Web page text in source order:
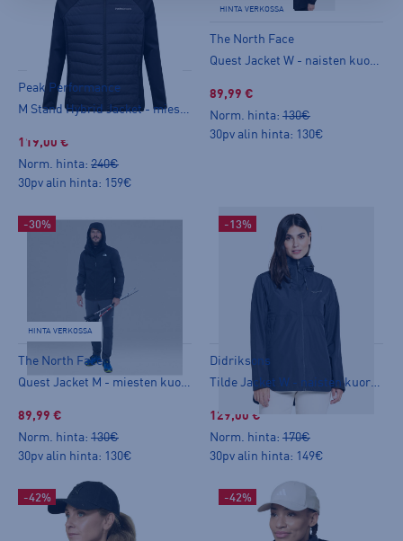
Peak Performance
119,00 €
Norm. hinta: 240€
30pv alin hinta: 159€
HINTA VERKOSSA
The North Face
89,99 €
Norm. hinta: 130€
30pv alin hinta: 130€
-30%
HINTA VERKOSSA
The North Face
89,99 €
Norm. hinta: 130€
30pv alin hinta: 130€
-13%
Didriksons
129,00 €
Norm. hinta: 170€
30pv alin hinta: 149€
-42% -42%